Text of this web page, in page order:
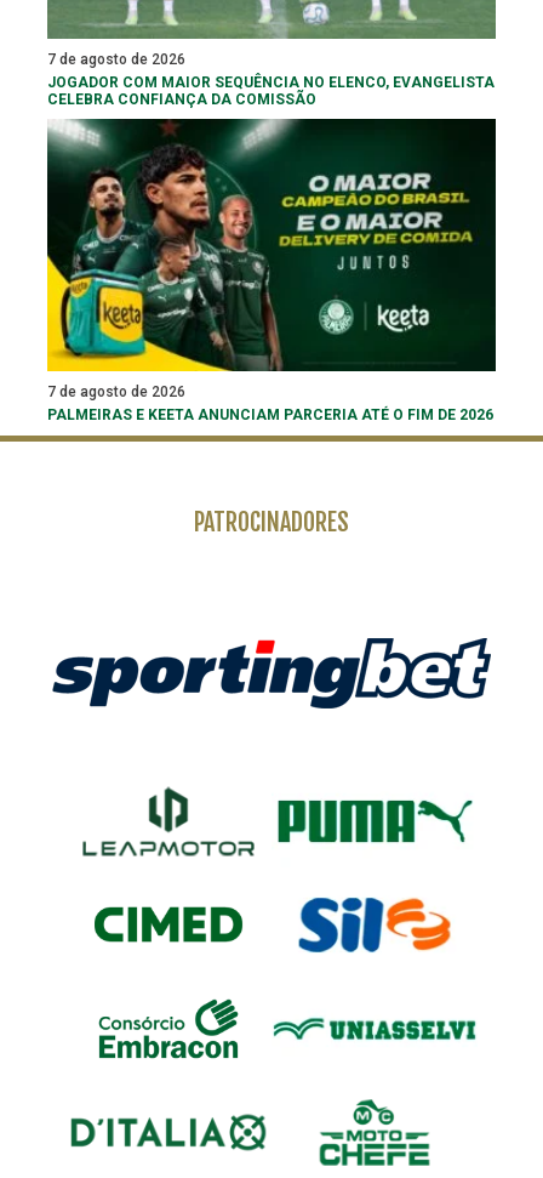
7 de agosto de 2026
JOGADOR COM MAIOR SEQUÊNCIA NO ELENCO, EVANGELISTA
CELEBRA CONFIANÇA DA COMISSÃO
7 de agosto de 2026
PALMEIRAS E KEETA ANUNCIAM PARCERIA ATÉ O FIM DE 2026
PATROCINADORES